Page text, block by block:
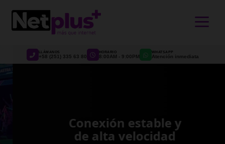
LLÁMANOS
+58 (251) 335 63 80
HORARIO
8:00AM - 9:00PM
WHATSAPP
Atención inmediata
Conexión estable y
de alta velocidad